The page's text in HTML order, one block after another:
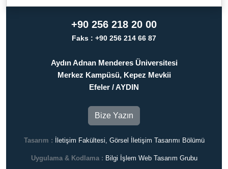
+90 256 218 20 00
Faks : +90 256 214 66 87
Aydın Adnan Menderes Üniversitesi
Merkez Kampüsü, Kepez Mevkii
Efeler / AYDIN
Bize Yazın
Tasarım : İletişim Fakültesi, Görsel İletişim Tasarımı Bölümü
Uygulama & Kodlama : Bilgi İşlem Web Tasarım Grubu